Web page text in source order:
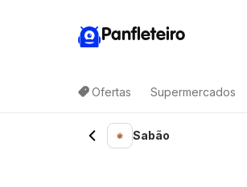
Panfleteiro
Ofertas Supermercados
Sabão